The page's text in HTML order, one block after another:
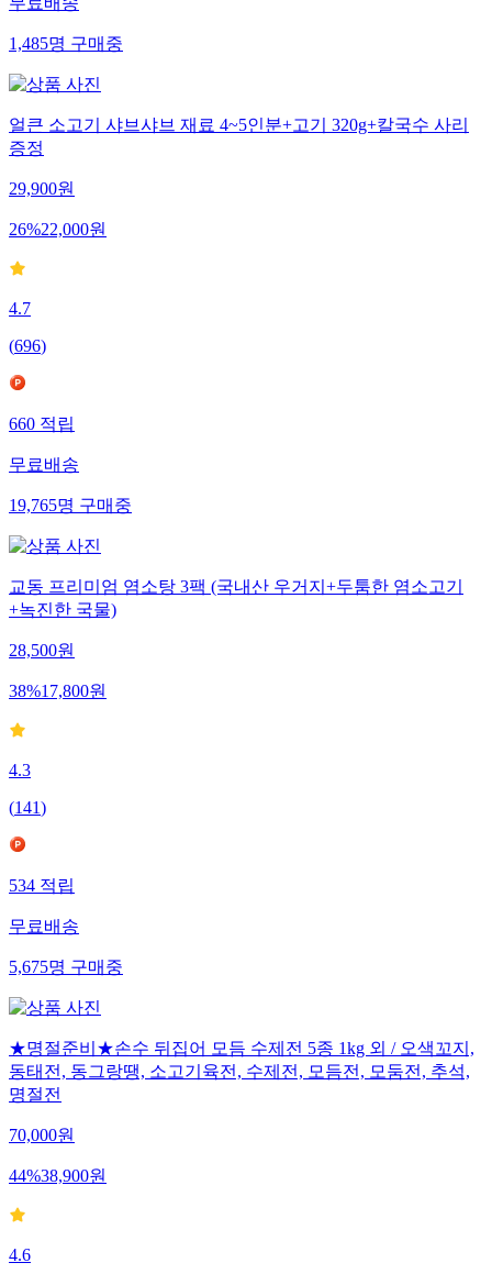
무료배송
1,485명구매중
얼큰 소고기 샤브샤브 재료 4~5인분+고기 320g+칼국수 사리
증정
29,900원
26%22,000원
4.7
(696)
660적립
무료배송
19,765명구매중
교동 프리미엄 염소탕 3팩 (국내산 우거지+두툼한 염소고기
+녹진한 국물)
28,500원
38%17,800원
4.3
(141)
534적립
무료배송
5,675명구매중
★명절준비★손수 뒤집어 모듬 수제전 5종 1kg 외 / 오색꼬지,
동태전, 동그랑땡, 소고기육전, 수제전, 모듬전, 모둠전, 추석,
명절전
70,000원
44%38,900원
4.6